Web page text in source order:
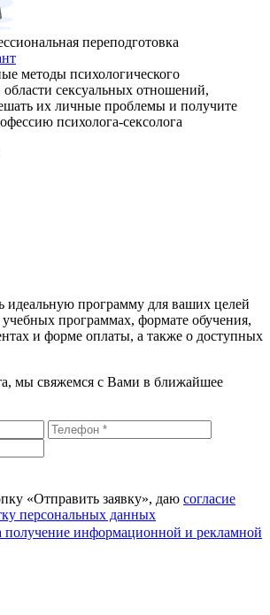
переподготовка
методы психологического
области сексуальных отношений,
их личные проблемы и получите
психолога-сексолога
идеальную программу для ваших целей
программах, формате обучения,
и форме оплаты, а также о доступных
мы свяжемся с Вами в ближайшее
«Отправить заявку», даю согласие
персональных данных
получение информационной и рекламной